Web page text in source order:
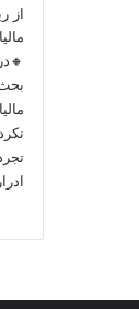
از